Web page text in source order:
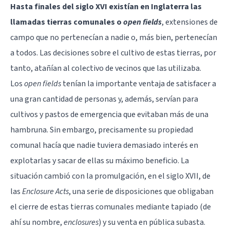
Hasta finales del siglo XVI existían en Inglaterra las
llamadas tierras comunales oopen fields, extensiones de
campo que no pertenecían a nadie o, más bien, pertenecían
a todos. Las decisiones sobre el cultivo de estas tierras, por
tanto, atañían al colectivo de vecinos que las utilizaba.
Losopen fieldstenían la importante ventaja de satisfacer a
una gran cantidad de personas y, además, servían para
cultivos y pastos de emergencia que evitaban más de una
hambruna. Sin embargo, precisamente su propiedad
comunal hacía que nadie tuviera demasiado interés en
explotarlas y sacar de ellas su máximo beneficio. La
situación cambió con la promulgación, en el siglo XVII, de
lasEnclosure Acts, una serie de disposiciones que obligaban
el cierre de estas tierras comunales mediante tapiado (de
ahí su nombre,enclosures) y su venta en pública subasta.